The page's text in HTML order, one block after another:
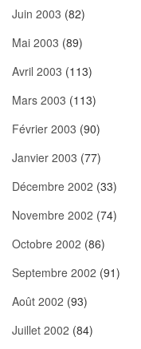
Juin 2003 (82)
Mai 2003 (89)
Avril 2003 (113)
Mars 2003 (113)
Février 2003 (90)
Janvier 2003 (77)
Décembre 2002 (33)
Novembre 2002 (74)
Octobre 2002 (86)
Septembre 2002 (91)
Août 2002 (93)
Juillet 2002 (84)